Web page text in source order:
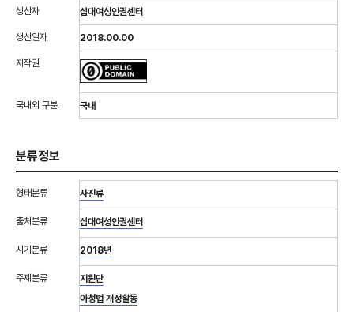
생산자 십대여성인권센터
생산일자 2018.00.00
저작권
국내외 구분 국내
분류정보
형태분류 사진류
출처분류 십대여성인권센터
시기분류 2018년
주제분류
지원단
아청법 개정활동